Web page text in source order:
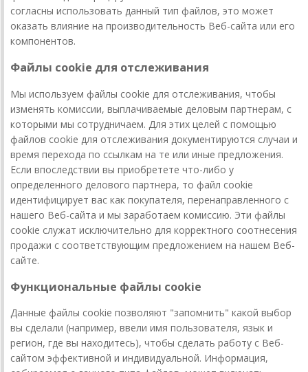
согласны использовать данный тип файлов, это может
оказать влияние на производительность Веб-сайта или его
компонентов.
Файлы cookie для отслеживания
Мы используем файлы cookie для отслеживания, чтобы
изменять комиссии, выплачиваемые деловым партнерам, с
которыми мы сотрудничаем. Для этих целей с помощью
файлов cookie для отслеживания документируются случаи и
время перехода по ссылкам на те или иные предложения.
Если впоследствии вы приобретете что-либо у
определенного делового партнера, то файл cookie
идентифицирует вас как покупателя, перенаправленного с
нашего Веб-сайта и мы заработаем комиссию. Эти файлы
cookie служат исключительно для корректного соотнесения
продажи с соответствующим предложением на нашем Веб-
сайте.
Функциональные файлы cookie
Данные файлы cookie позволяют "запомнить" какой выбор
вы сделали (например, ввели имя пользователя, язык и
регион, где вы находитесь), чтобы сделать работу с Веб-
сайтом эффективной и индивидуальной. Информация,